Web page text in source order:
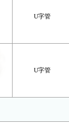
U字管
U字管